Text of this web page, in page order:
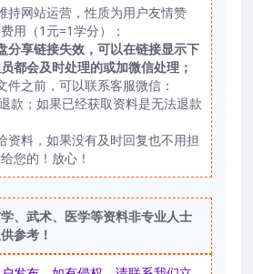
持网站运营，性质为用户友情赞
用（1元=1学分）；
分享链接失效，可以在链接显示下
都会及时处理的或加微信处理；
件之前，可以联系客服微信：
款；如果已经获取资料是无法退款
资料，如果没有及时回复也不用担
您的！放心！
、武术、医学等资料非专业人士
参考！